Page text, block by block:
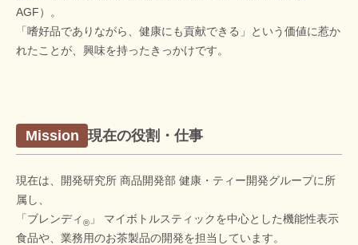
AGF）。
「嗜好品でありながら、健康にも貢献できる」という価値に惹か
れたことが、興味を持ったきっかけです。
Mission 現在の役割・仕事
現在は、開発研究所 商品開発部 健康・ティー開発グループに所
属し、
「ブレンディ ® 」 マイボトルスティックを中心とした機能性表示
食品や、業務用のお茶製品の開発を担当しています。